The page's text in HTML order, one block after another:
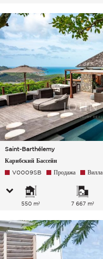
Saint-Barthélemy
Карибский Бассейн
V0009SB Продажа Вилла
550 m² 7 667 m²